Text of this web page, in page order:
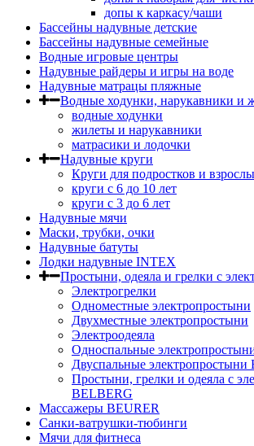
допы к каркасу/чаши
Бассейны надувные детские
Бассейны надувные семейные
Водные игровые центры
Надувные райдеры и игры на воде
Надувные матрацы пляжные
Водные ходунки, нарукавники и
водные ходунки
жилеты и нарукавники
матрасики и лодочки
Надувные круги
Круги для подростков и
круги с 6 до 10 лет
круги c 3 до 6 лет
Надувные мячи
Маски, трубки, очки
Надувные батуты
Лодки надувные INTEX
Простыни, одеяла и грелки с
Электрогрелки
Одноместные электропростыни
Двухместные электропростыни
Электроодеяла
Односпальные
Двуспальные электропростыни
Простыни, грелки и одеяла с
BELBERG
Массажеры BEURER
Санки-ватрушки-тюбинги
Мячи для фитнеса